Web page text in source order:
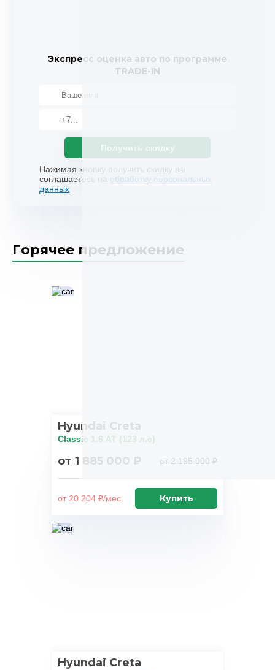
Экспресс оценка авто по программе
TRADE-IN
Получить скидку
Нажимая кнопку получить скидку вы
соглашаетесь на обработку персональных
данных
Горячее предложение
Hyundai Creta
Classic 1.6 АТ (123 л.с)
от 1 885 000 ₽ от 2 195 000 ₽
от 20 204 ₽/мес. Купить
Hyundai Creta